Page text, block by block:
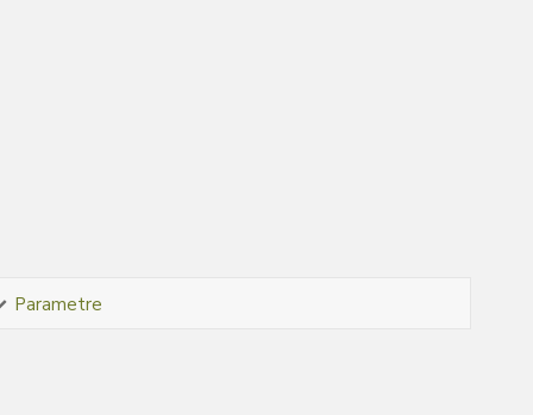
Parametre